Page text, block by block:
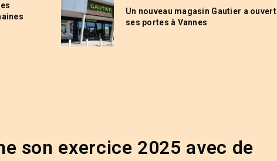
Un nouveau magasin Gautier a ouvert
ses portes à Vannes
son exercice 2025 avec de